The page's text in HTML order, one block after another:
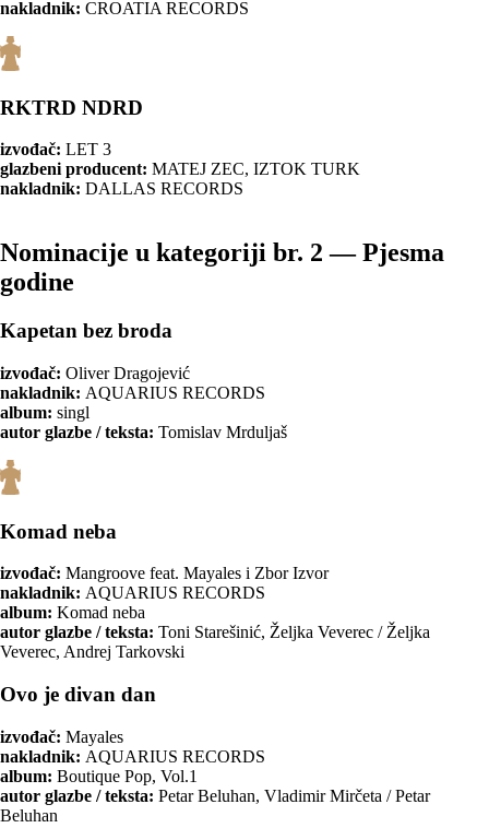
nakladnik: CROATIA RECORDS
RKTRD NDRD
izvođač: LET 3
glazbeni producent: MATEJ ZEC, IZTOK TURK
nakladnik: DALLAS RECORDS
Nominacije u kategoriji br. 2 — Pjesma
godine
Kapetan bez broda
izvođač: Oliver Dragojević
nakladnik: AQUARIUS RECORDS
album: singl
autor glazbe / teksta: Tomislav Mrduljaš
Komad neba
izvođač: Mangroove feat. Mayales i Zbor Izvor
nakladnik: AQUARIUS RECORDS
album: Komad neba
autor glazbe / teksta: Toni Starešinić, Željka Veverec / Željka
Veverec, Andrej Tarkovski
Ovo je divan dan
izvođač: Mayales
nakladnik: AQUARIUS RECORDS
album: Boutique Pop, Vol.1
autor glazbe / teksta: Petar Beluhan, Vladimir Mirčeta / Petar
Beluhan